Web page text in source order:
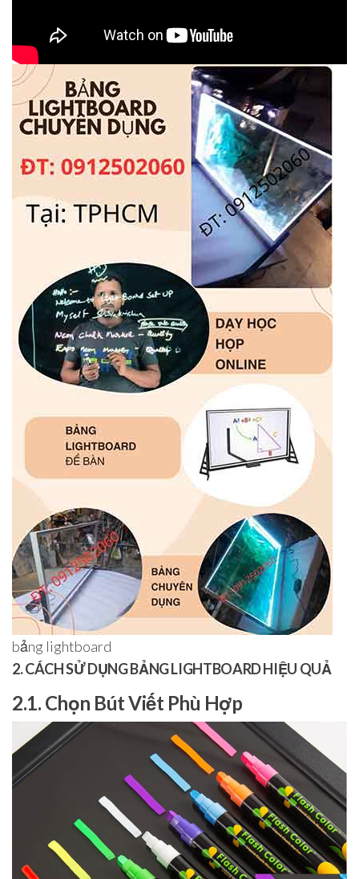
bảng lightboard
2. CÁCH SỬ DỤNG BẢNG LIGHTBOARD HIỆU QUẢ
2.1. Chọn Bút Viết Phù Hợp